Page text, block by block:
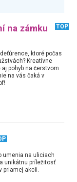
na zámku
TOP
ktoré počas
Kreatívne
pohyb na čerstvom
na vás čaká v
umenia na uliciach
unikátnu príležitosť
akcii.